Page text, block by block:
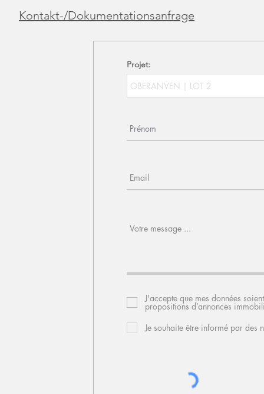
Kontakt-/Dokumentationsanfrage
Projet:
J'accepte que mes données
propositions d’annonces
Je souhaite être informé par des